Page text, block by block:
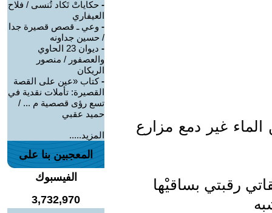
غير دمع مزارع
رقبتي بساقيْها
- حكاياتْ تَكاد تُنسى / فلاح
العيفاري
- وعي ـ قصص قصيرة جدا
/ حسين جداونه
-
ديوان 23 الحاوي
والعصفور / منصور
الريكان
-كتاب «عين على القصة
القصيرة: تأملات نقدية في
تسع رؤى قصصية م ... /
حميد عقبي
المزيد.....
المعجبين بنا على
الفيسبوك
3,732,970